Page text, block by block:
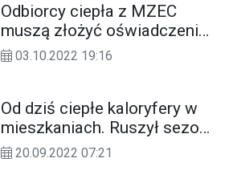
Odbiorcy ciepła z MZEC
muszą złożyć oświadczenia.
Chodzi o przyszłą cenę
03.10.2022 19:16
Od dziś ciepłe kaloryfery w
mieszkaniach. Ruszył sezon
grzewczy w Kędzierzynie-
20.09.2022 07:21